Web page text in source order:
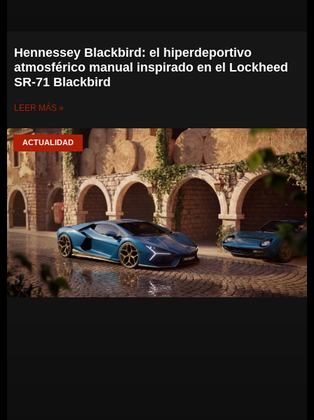
Hennessey Blackbird: el hiperdeportivo
atmosférico manual inspirado en el Lockheed
SR-71 Blackbird
LEER MÁS »
ACTUALIDAD